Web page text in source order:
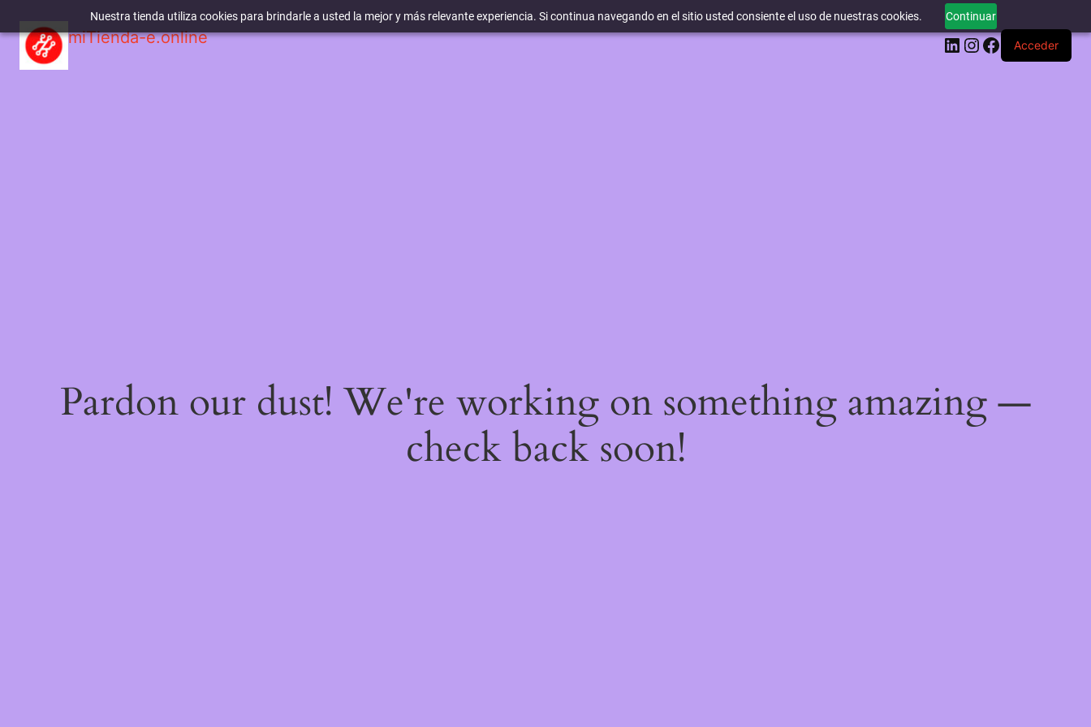
Nuestra tienda utiliza cookies para brindarle a usted la mejor y más relevante experiencia. Si continua navegando en el sitio usted consiente el uso de nuestras cookies. Continuar
miTienda-e.online LinkedIn
Instagram
Facebook
Acceder
Pardon our dust! We're working on something amazing —
check back soon!